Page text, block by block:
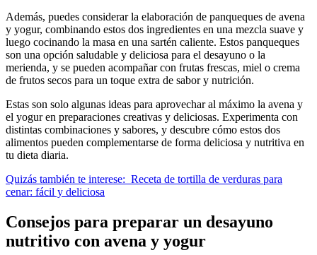
Además, puedes considerar la elaboración de panqueques de avena
y yogur, combinando estos dos ingredientes en una mezcla suave y
luego cocinando la masa en una sartén caliente. Estos panqueques
son una opción saludable y deliciosa para el desayuno o la
merienda, y se pueden acompañar con frutas frescas, miel o crema
de frutos secos para un toque extra de sabor y nutrición.
Estas son solo algunas ideas para aprovechar al máximo la avena y
el yogur en preparaciones creativas y deliciosas. Experimenta con
distintas combinaciones y sabores, y descubre cómo estos dos
alimentos pueden complementarse de forma deliciosa y nutritiva en
tu dieta diaria.
Quizás también te interese: Receta de tortilla de verduras para
cenar: fácil y deliciosa
Consejos para preparar un desayuno
nutritivo con avena y yogur